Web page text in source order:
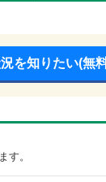
を知りたい(無
す。